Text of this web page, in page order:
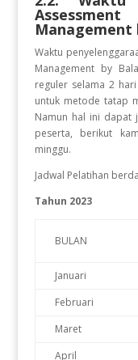
Management
Waktu
Management by
reguler selama 2
untuk metode tatap
Namun hal ini dapat
peserta, berikut
minggu.
Jadwal Pelatihan
Tahun 2023
BULAN
Januari
Februari
Maret
April